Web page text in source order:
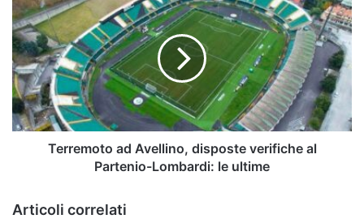
ad
Avellino,
disposte
verifiche
al
Partenio-
Lombardi:
le
Terremoto ad Avellino, disposte verifiche al
Partenio-Lombardi: le ultime
Articoli correlati